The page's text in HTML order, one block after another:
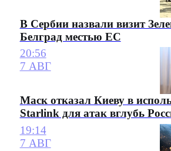
В Сербии назвали визит
Белград местью ЕС
20:56
7 АВГ
Маск отказал Киеву в
Starlink для атак вглубь
19:14
7 АВГ